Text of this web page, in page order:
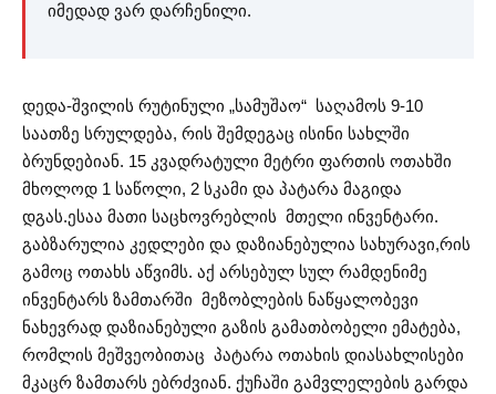
იმედად ვარ დარჩენილი.
დედა-შვილის რუტინული „სამუშაო“ საღამოს 9-10
საათზე სრულდება, რის შემდეგაც ისინი სახლში
ბრუნდებიან. 15 კვადრატული მეტრი ფართის ოთახში
მხოლოდ 1 საწოლი, 2 სკამი და პატარა მაგიდა
დგას.ესაა მათი საცხოვრებლის მთელი ინვენტარი.
გაბზარულია კედლები და დაზიანებულია სახურავი,რის
გამოც ოთახს აწვიმს. აქ არსებულ სულ რამდენიმე
ინვენტარს ზამთარში მეზობლების ნაწყალობევი
ნახევრად დაზიანებული გაზის გამათბობელი ემატება,
რომლის მეშვეობითაც პატარა ოთახის დიასახლისები
მკაცრ ზამთარს ებრძვიან. ქუჩაში გამვლელების გარდა